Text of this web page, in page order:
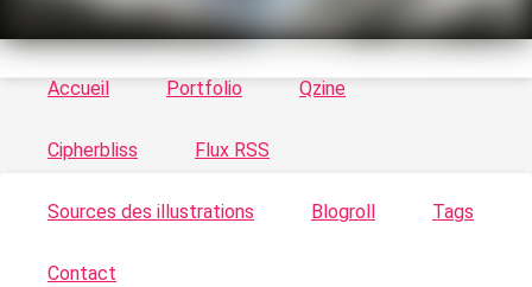
Accueil Portfolio Qzine
Cipherbliss Flux RSS
Sources des illustrations Blogroll Tags
Contact